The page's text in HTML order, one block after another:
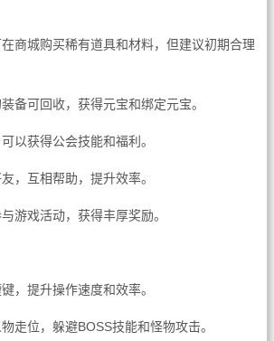
商城购买稀有道具和材料，但建议初期合理
备可回收，获得元宝和绑定元宝。
以获得公会技能和福利。
，互相帮助，提升效率。
游戏活动，获得丰厚奖励。
，提升操作速度和效率。
走位，躲避BOSS技能和怪物攻击。